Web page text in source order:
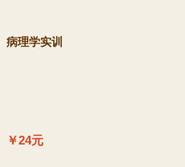
病理学实训
￥24元